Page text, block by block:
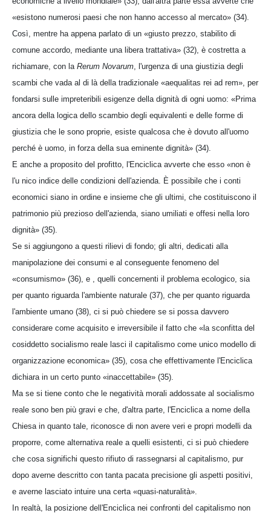
«esistono numerosi paesi che non hanno accesso al mercato» (34).
Così, mentre ha appena parlato di un «giusto prezzo, stabilito di
comune accordo, mediante una libera trattativa» (32), è costretta a
richiamare, con la Rerum Novarum , l'urgenza di una giustizia degli
scambi che vada al di là della tradizionale «aequalitas rei ad rem», per
fondarsi sulle impreteribili esigenze della dignità di ogni uomo: «Prima
ancora della logica dello scambio degli equivalenti e delle forme di
giustizia che le sono proprie, esiste qualcosa che è dovuto all'uomo
perché è uomo, in forza della sua eminente dignità» (34).
E anche a proposito del profitto, l'Enciclica avverte che esso «non è
l'u nico indice delle condizioni dell'azienda. È possibile che i conti
economici siano in ordine e insieme che gli ultimi, che costituiscono il
patrimonio più prezioso dell'azienda, siano umiliati e offesi nella loro
dignità» (35).
Se si aggiungono a questi rilievi di fondo; gli altri, dedicati alla
manipolazione dei consumi e al conseguente fenomeno del
«consumismo» (36), e , quelli concernenti il problema ecologico, sia
per quanto riguarda l'ambiente naturale (37), che per quanto riguarda
l'ambiente umano (38), ci si può chiedere se si possa davvero
considerare come acquisito e irreversibile il fatto che «la sconfitta del
cosiddetto socialismo reale lasci il capitalismo come unico modello di
organizzazione economica» (35), cosa che effettivamente l'Enciclica
dichiara in un certo punto «inaccettabile» (35).
Ma se si tiene conto che le negatività morali addossate al socialismo
reale sono ben più gravi e che, d'altra parte, l'Enciclica a nome della
Chiesa in quanto tale, riconosce di non avere veri e propri modelli da
proporre, come alternativa reale a quelli esistenti, ci si può chiedere
che cosa significhi questo rifiuto di rassegnarsi al capitalismo, pur
dopo averne descritto con tanta pacata precisione gli aspetti positivi,
e averne lasciato intuire una certa «quasi-naturalità».
In realtà, la posizione dell'Enciclica nei confronti del capitalismo non